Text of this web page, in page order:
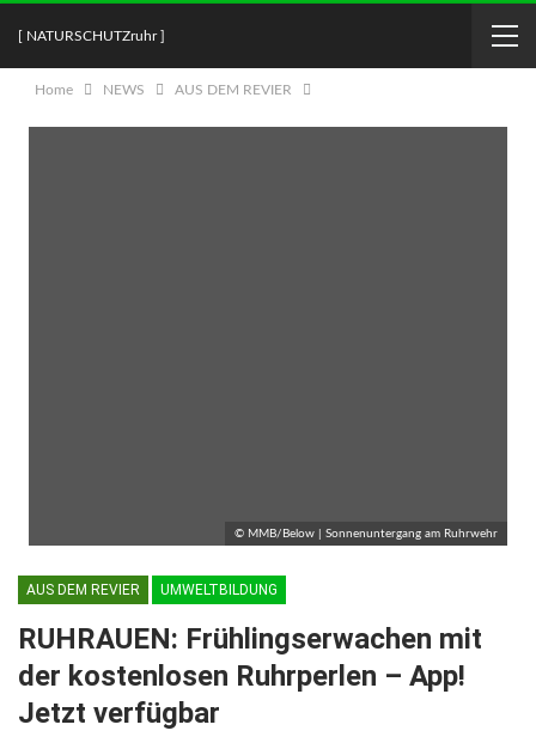
[ NATURSCHUTZruhr ]
Home NEWS AUS DEM REVIER
© MMB/Below | Sonnenuntergang am Ruhrwehr
AUS DEM REVIER UMWELTBILDUNG
RUHRAUEN: Frühlingserwachen mit
der kostenlosen Ruhrperlen – App!
Jetzt verfügbar